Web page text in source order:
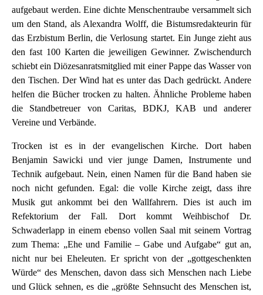
aufgebaut werden. Eine dichte Menschentraube versammelt sich
um den Stand, als Alexandra Wolff, die Bistumsredakteurin für
das Erzbistum Berlin, die Verlosung startet. Ein Junge zieht aus
den fast 100 Karten die jeweiligen Gewinner. Zwischendurch
schiebt ein Diözesanratsmitglied mit einer Pappe das Wasser von
den Tischen. Der Wind hat es unter das Dach gedrückt. Andere
helfen die Bücher trocken zu halten. Ähnliche Probleme haben
die Standbetreuer von Caritas, BDKJ, KAB und anderer
Vereine und Verbände.
Trocken ist es in der evangelischen Kirche. Dort haben
Benjamin Sawicki und vier junge Damen, Instrumente und
Technik aufgebaut. Nein, einen Namen für die Band haben sie
noch nicht gefunden. Egal: die volle Kirche zeigt, dass ihre
Musik gut ankommt bei den Wallfahrern. Dies ist auch im
Refektorium der Fall. Dort kommt Weihbischof Dr.
Schwaderlapp in einem ebenso vollen Saal mit seinem Vortrag
zum Thema: „Ehe und Familie – Gabe und Aufgabe“ gut an,
nicht nur bei Eheleuten. Er spricht von der „gottgeschenkten
Würde“ des Menschen, davon dass sich Menschen nach Liebe
und Glück sehnen, es die „größte Sehnsucht des Menschen ist,